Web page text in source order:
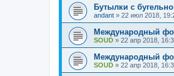
Бутылки с
andant » 22 июл 2018,
Международный
SOUD » 22 апр 2018,
Международный
SOUD » 22 апр 2018,